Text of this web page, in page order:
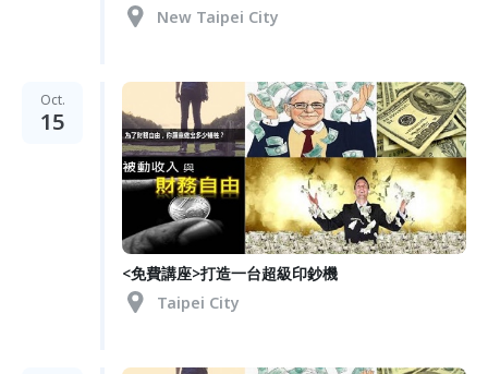
New Taipei City
Oct.
15
<免費講座>打造一台超級印鈔機
Taipei City